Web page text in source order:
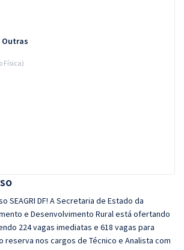
SEAGRI DF! A Secretaria de Estado da
e Desenvolvimento Rural está ofertando
224 vagas imediatas e 618 vagas para
reserva nos cargos de Técnico e Analista com
Física)